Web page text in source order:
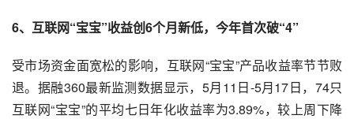
6、 互联网“宝宝”收益创6个月新低，今年首次破“4”
受市场资金面宽松的影响，互联网“宝宝”产品收益率节节败
退。据融360最新监测数据显示，5月11日-5月17日，74只
互联网“宝宝”的平均七日年化收益率为3.89%，较上周下降